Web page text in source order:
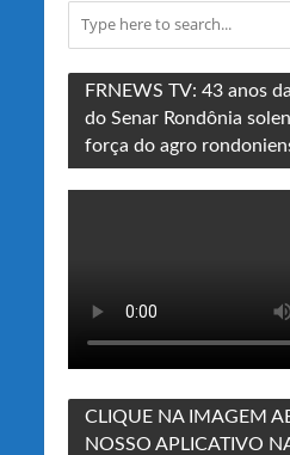
FRNEWS TV: 43 anos
do Senar Rondônia
força do agro
CLIQUE NA IMAGEM
NOSSO APLICATIVO